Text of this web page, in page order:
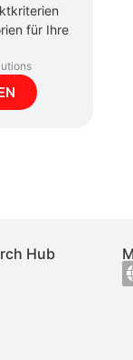
für Ihre
Hub